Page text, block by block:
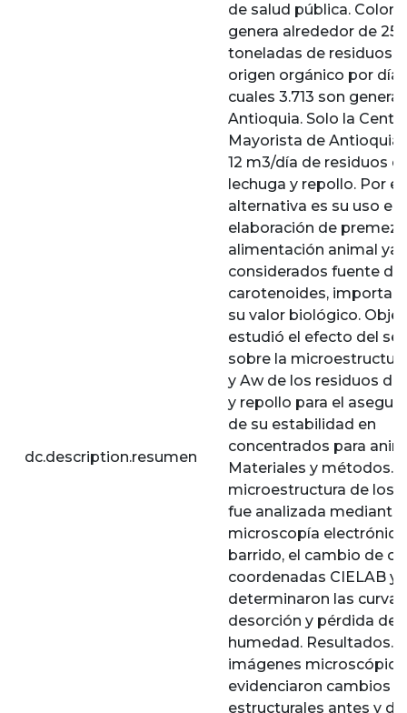
dc.description.resumen
de salud pública.
genera alrededor de
toneladas de residuos
origen orgánico por día,
cuales 3.713 son
Antioquia. Solo la
Mayorista de Antioquia
12 m3/día de residuos
lechuga y repollo. Por
alternativa es su uso en
elaboración de
alimentación animal ya
considerados fuente de
carotenoides,
su valor biológico.
estudió el efecto del
sobre la
y Aw de los residuos de
y repollo para el
de su estabilidad en
concentrados para
Materiales y métodos.
microestructura de los
fue analizada mediante
microscopía
barrido, el cambio de
coordenadas CIELAB y
determinaron las
desorción y pérdida de
humedad. Resultados.
imágenes
evidenciaron cambios
estructurales antes y